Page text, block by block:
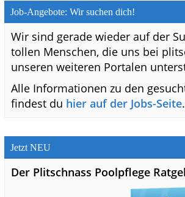
Job-Angebote: Wir suchen dich!
Wir sind gerade wieder auf der
tollen Menschen, die uns bei
unseren weiteren Portalen
Alle Informationen zu den
findest du hier auf der Jobs-Seite.
Jetzt NEU
Der Plitschnass Poolpflege